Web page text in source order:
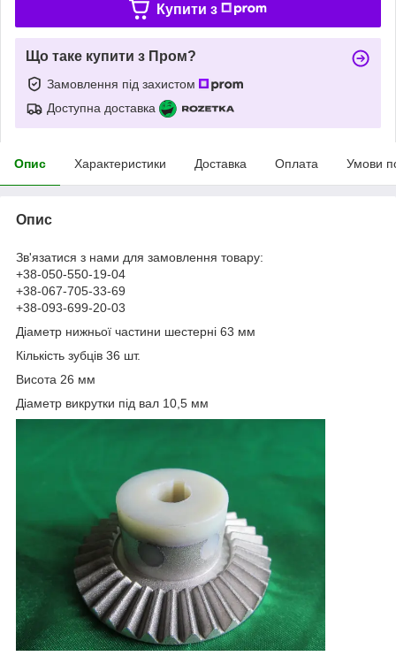
Купити з
Що таке купити з Пром?
Замовлення під захистом
Доступна доставка
Опис Характеристики Доставка Оплата Умови
Опис
Зв'язатися з нами для замовлення товару:
+38-050-550-19-04
+38-067-705-33-69
+38-093-699-20-03
Діаметр нижньої частини шестерні 63 мм
Кількість зубців 36 шт.
Висота 26 мм
Діаметр викрутки під вал 10,5 мм